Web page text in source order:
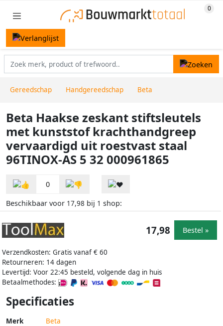
Gereedschap Handgereedschap Beta
Beta Haakse zeskant stiftsleutels
met kunststof krachthandgreep
vervaardigd uit roestvast staal
96TINOX-AS 5 32 000961865
0
Beschikbaar voor 17,98 bij 1 shop:
Verzendkosten: Gratis vanaf € 60
Retourneren: 14 dagen
Levertijd: Voor 22:45 besteld, volgende dag in huis
Betaalmethodes:
17,98 Bestel »
Specificaties
Merk Beta